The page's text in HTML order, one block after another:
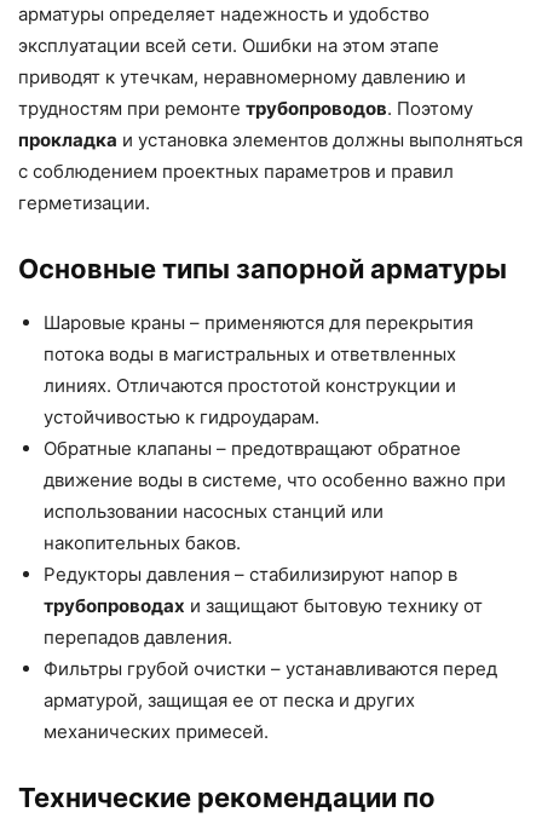
арматуры определяет надежность и удобство
эксплуатации всей сети. Ошибки на этом этапе
приводят к утечкам, неравномерному давлению и
трудностям при ремонте трубопроводов. Поэтому
прокладка и установка элементов должны выполняться
с соблюдением проектных параметров и правил
герметизации.
Основные типы запорной арматуры
Шаровые краны – применяются для перекрытия
потока воды в магистральных и ответвленных
линиях. Отличаются простотой конструкции и
устойчивостью к гидроударам.
Обратные клапаны – предотвращают обратное
движение воды в системе, что особенно важно при
использовании насосных станций или
накопительных баков.
Редукторы давления – стабилизируют напор в
трубопроводах и защищают бытовую технику от
перепадов давления.
Фильтры грубой очистки – устанавливаются перед
арматурой, защищая ее от песка и других
механических примесей.
Технические рекомендации по